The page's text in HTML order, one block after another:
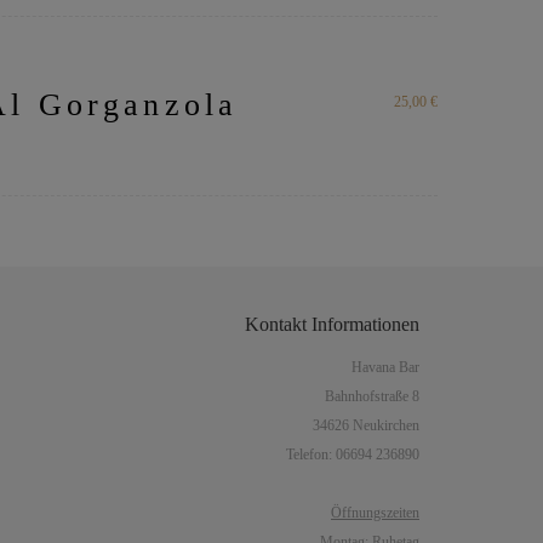
Gorganzola 25,00 €
Kontakt Informationen
Havana Bar
Bahnhofstraße 8
34626 Neukirchen
Telefon: 06694 236890
Öffnungszeiten